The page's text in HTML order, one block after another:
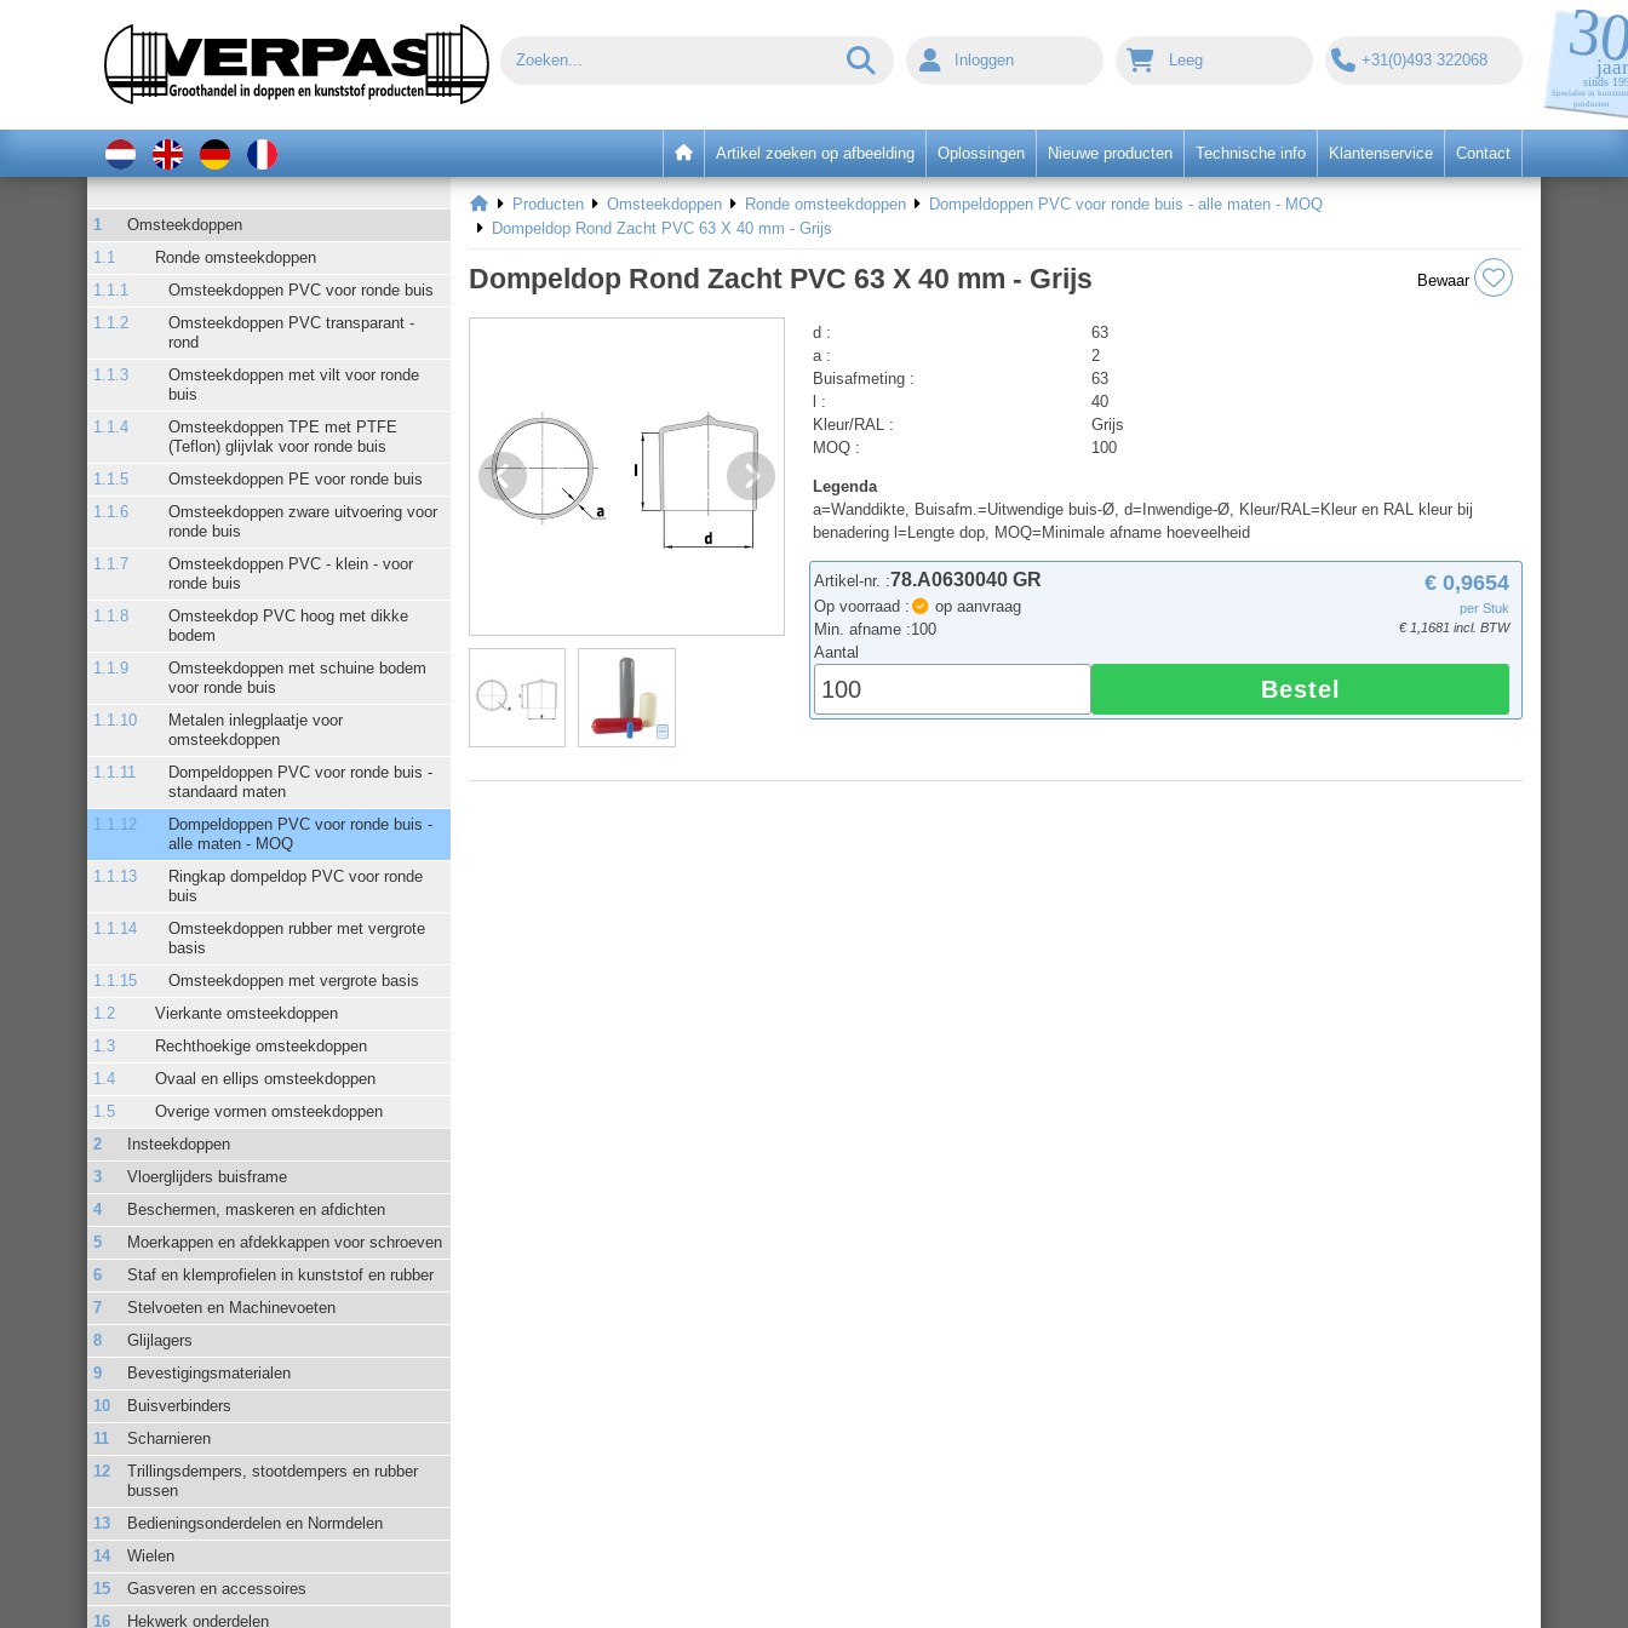
Inloggen Leeg +31(0)493 322068
Artikel zoeken op afbeelding Oplossingen Nieuwe producten Technische info Klantenservice Contact
Omsteekdoppen
Ronde omsteekdoppen
Omsteekdoppen PVC voor ronde buis
Omsteekdoppen PVC transparant -
rond
Omsteekdoppen met vilt voor ronde
buis
Omsteekdoppen TPE met PTFE
(Teflon) glijvlak voor ronde buis
Omsteekdoppen PE voor ronde buis
Omsteekdoppen zware uitvoering voor
ronde buis
Omsteekdoppen PVC - klein - voor
ronde buis
Omsteekdop PVC hoog met dikke
bodem
Omsteekdoppen met schuine bodem
voor ronde buis
Metalen inlegplaatje voor
omsteekdoppen
Dompeldoppen PVC voor ronde buis -
standaard maten
Dompeldoppen PVC voor ronde buis -
alle maten - MOQ
Ringkap dompeldop PVC voor ronde
buis
Omsteekdoppen rubber met vergrote
basis
Omsteekdoppen met vergrote basis
Vierkante omsteekdoppen
Rechthoekige omsteekdoppen
Ovaal en ellips omsteekdoppen
Overige vormen omsteekdoppen
Insteekdoppen
Vloerglijders buisframe
Beschermen, maskeren en afdichten
Moerkappen en afdekkappen voor schroeven
Staf en klemprofielen in kunststof en rubber
Stelvoeten en Machinevoeten
Glijlagers
Bevestigingsmaterialen
Buisverbinders
Scharnieren
Trillingsdempers, stootdempers en rubber
bussen
Bedieningsonderdelen en Normdelen
Wielen
Gasveren en accessoires
Hekwerk onderdelen
Producten Omsteekdoppen Ronde omsteekdoppen
Dompeldoppen PVC voor ronde buis - alle maten - MOQ
Dompeldop Rond Zacht PVC 63 X 40 mm - Grijs
Dompeldop Rond Zacht PVC 63 X 40 mm - Grijs Bewaar
d :
63
a :
2
Buisafmeting :
63
l :
40
Kleur/RAL :
Grijs
MOQ :
100
Legenda
a=Wanddikte, Buisafm.=Uitwendige buis-Ø, d=Inwendige-Ø, Kleur/RAL=Kleur en RAL kleur bij
benadering l=Lengte dop, MOQ=Minimale afname hoeveelheid
Artikel-nr. :78.A0630040 GR
Op voorraad :
op aanvraag
Min. afname :100
€ 0,9654
per Stuk
€ 1,1681 incl. BTW
Aantal
Bestel